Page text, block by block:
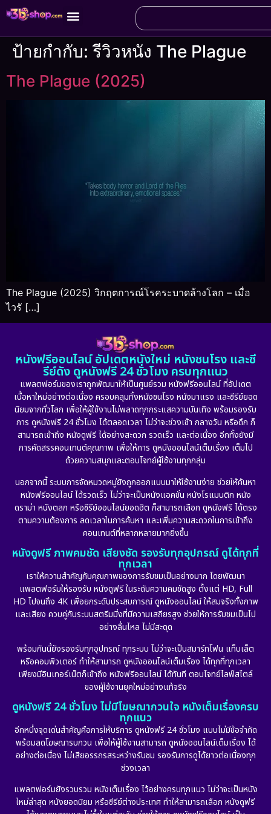
ป้ายกำกับ:รีวิวหนัง The Plague
The Plague (2025)
The Plague (2025) วิกฤตการณ์โรคระบาดล้างโลก – เมื่อ
ไวรั […]
หนังฟรีออนไลน์ อัปเดตหนังใหม่ หนังชนโรง และซี
รีย์ดัง ดูหนังฟรี 24 ชั่วโมง ครบทุกแนว
แพลตฟอร์มของเราถูกพัฒนาให้เป็นศูนย์รวม หนังฟรีออนไลน์ ที่อัปเดต
เนื้อหาใหม่อย่างต่อเนื่อง ครอบคลุมทั้งหนังชนโรง หนังมาแรง และซีรีย์ยอด
นิยมจากทั่วโลก เพื่อให้ผู้ใช้งานไม่พลาดทุกกระแสความบันเทิง พร้อมรองรับ
การ ดูหนังฟรี 24 ชั่วโมง ได้ตลอดเวลา ไม่ว่าจะช่วงเช้า กลางวัน หรือดึก ก็
สามารถเข้าถึง หนังดูฟรี ได้อย่างสะดวก รวดเร็ว และต่อเนื่อง อีกทั้งยังมี
การคัดสรรคอนเทนต์คุณภาพ เพื่อให้การ ดูหนังออนไลน์เต็มเรื่อง เต็มไป
ด้วยความสนุกและตอบโจทย์ผู้ใช้งานทุกกลุ่ม
นอกจากนี้ ระบบการจัดหมวดหมู่ยังถูกออกแบบมาให้ใช้งานง่าย ช่วยให้ค้นหา
หนังฟรีออนไลน์ ได้รวดเร็ว ไม่ว่าจะเป็นหนังแอคชั่น หนังโรแมนติก หนัง
ดราม่า หนังตลก หรือซีรีย์ออนไลน์ยอดฮิต ก็สามารถเลือก ดูหนังฟรี ได้ตรง
ตามความต้องการ ลดเวลาในการค้นหา และเพิ่มความสะดวกในการเข้าถึง
คอนเทนต์ที่หลากหลายมากยิ่งขึ้น
หนังดูฟรี ภาพคมชัด เสียงชัด รองรับทุกอุปกรณ์ ดูได้ทุกที่
ทุกเวลา
เราให้ความสำคัญกับคุณภาพของการรับชมเป็นอย่างมาก โดยพัฒนา
แพลตฟอร์มให้รองรับ หนังดูฟรี ในระดับความคมชัดสูง ตั้งแต่ HD, Full
HD ไปจนถึง 4K เพื่อยกระดับประสบการณ์ ดูหนังออนไลน์ ให้สมจริงทั้งภาพ
และเสียง ควบคู่กับระบบสตรีมมิ่งที่มีความเสถียรสูง ช่วยให้การรับชมเป็นไป
อย่างลื่นไหล ไม่มีสะดุด
พร้อมกันนี้ยังรองรับทุกอุปกรณ์ ทุกระบบ ไม่ว่าจะเป็นสมาร์ทโฟน แท็บเล็ต
หรือคอมพิวเตอร์ ทำให้สามารถ ดูหนังออนไลน์เต็มเรื่อง ได้ทุกที่ทุกเวลา
เพียงมีอินเทอร์เน็ตก็เข้าถึง หนังฟรีออนไลน์ ได้ทันที ตอบโจทย์ไลฟ์สไตล์
ของผู้ใช้งานยุคใหม่อย่างแท้จริง
ดูหนังฟรี 24 ชั่วโมง ไม่มีโฆษณากวนใจ หนังเต็มเรื่องครบ
ทุกแนว
อีกหนึ่งจุดเด่นสำคัญคือการให้บริการ ดูหนังฟรี 24 ชั่วโมง แบบไม่มีข้อจำกัด
พร้อมลดโฆษณารบกวน เพื่อให้ผู้ใช้งานสามารถ ดูหนังออนไลน์เต็มเรื่อง ได้
อย่างต่อเนื่อง ไม่เสียอรรถรสระหว่างรับชม รองรับการดูได้ยาวต่อเนื่องทุก
ช่วงเวลา
แพลตฟอร์มยังรวบรวม หนังเต็มเรื่อง ไว้อย่างครบทุกแนว ไม่ว่าจะเป็นหนัง
ใหม่ล่าสุด หนังยอดนิยม หรือซีรีย์ต่างประเทศ ทำให้สามารถเลือก หนังดูฟรี